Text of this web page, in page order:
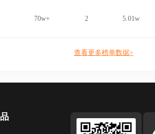
70w+ 2 5.01w
查看更多榜单数据>